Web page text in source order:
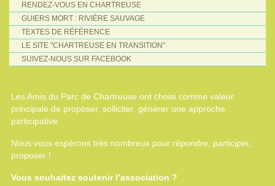
RENDEZ-VOUS EN CHARTREUSE
GUIERS MORT : RIVIÈRE SAUVAGE
TEXTES DE RÉFÉRENCE
LE SITE "CHARTREUSE EN TRANSITION"
SUIVEZ-NOUS SUR FACEBOOK
Les Amis du Parc de Chartreuse ont choisi comme valeur
principale de proposer, solliciter, générer une approche
participative.
Nous vous espérons très nombreux pour répondre, participer,
proposer !
Vous souhaitez soutenir l’association ?